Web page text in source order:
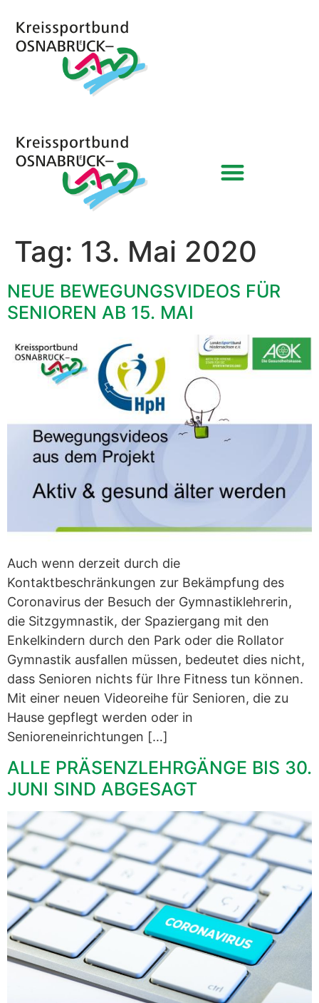
Tag: 13. Mai 2020
NEUE BEWEGUNGSVIDEOS FÜR
SENIOREN AB 15. MAI
Auch wenn derzeit durch die
Kontaktbeschränkungen zur Bekämpfung des
Coronavirus der Besuch der Gymnastiklehrerin,
die Sitzgymnastik, der Spaziergang mit den
Enkelkindern durch den Park oder die Rollator
Gymnastik ausfallen müssen, bedeutet dies nicht,
dass Senioren nichts für Ihre Fitness tun können.
Mit einer neuen Videoreihe für Senioren, die zu
Hause gepflegt werden oder in
Senioreneinrichtungen […]
ALLE PRÄSENZLEHRGÄNGE BIS 30.
JUNI SIND ABGESAGT